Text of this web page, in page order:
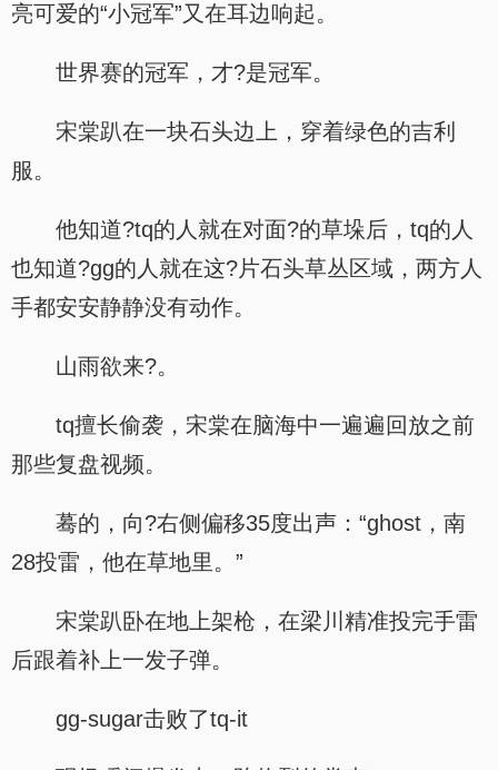
亮可爱的“小冠军”又在耳边响起。
世界赛的冠军，才?是冠军。
宋棠趴在一块石头边上，穿着绿色的吉利
服。
他知道?tq的人就在对面?的草垛后，tq的人
也知道?gg的人就在这?片石头草丛区域，两方人
手都安安静静没有动作。
山雨欲来?。
tq擅长偷袭，宋棠在脑海中一遍遍回放之前
那些复盘视频。
蓦的，向?右侧偏移35度出声：“ghost，南
28投雷，他在草地里。”
宋棠趴卧在地上架枪，在梁川精准投完手雷
后跟着补上一发子弹。
gg-sugar击败了tq-it